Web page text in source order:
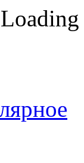
Loading